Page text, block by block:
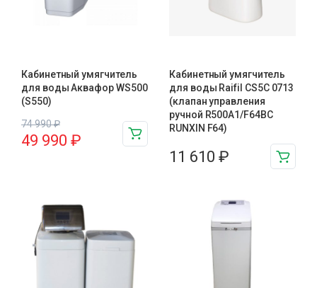
Кабинетный умягчитель
для воды Аквафор WS500
(S550)
74 990₽
49 990 ₽
Кабинетный умягчитель
для воды Raifil СS5C 0713
(клапан управления
ручной R500A1/F64BC
RUNXIN F64)
11 610 ₽